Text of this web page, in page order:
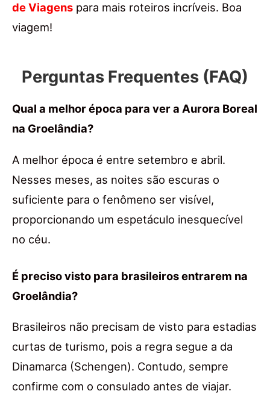
de Viagens para mais roteiros incríveis. Boa
viagem!
Perguntas Frequentes (FAQ)
Qual a melhor época para ver a Aurora Boreal
na Groelândia?
A melhor época é entre setembro e abril.
Nesses meses, as noites são escuras o
suficiente para o fenômeno ser visível,
proporcionando um espetáculo inesquecível
no céu.
É preciso visto para brasileiros entrarem na
Groelândia?
Brasileiros não precisam de visto para estadias
curtas de turismo, pois a regra segue a da
Dinamarca (Schengen). Contudo, sempre
confirme com o consulado antes de viajar.